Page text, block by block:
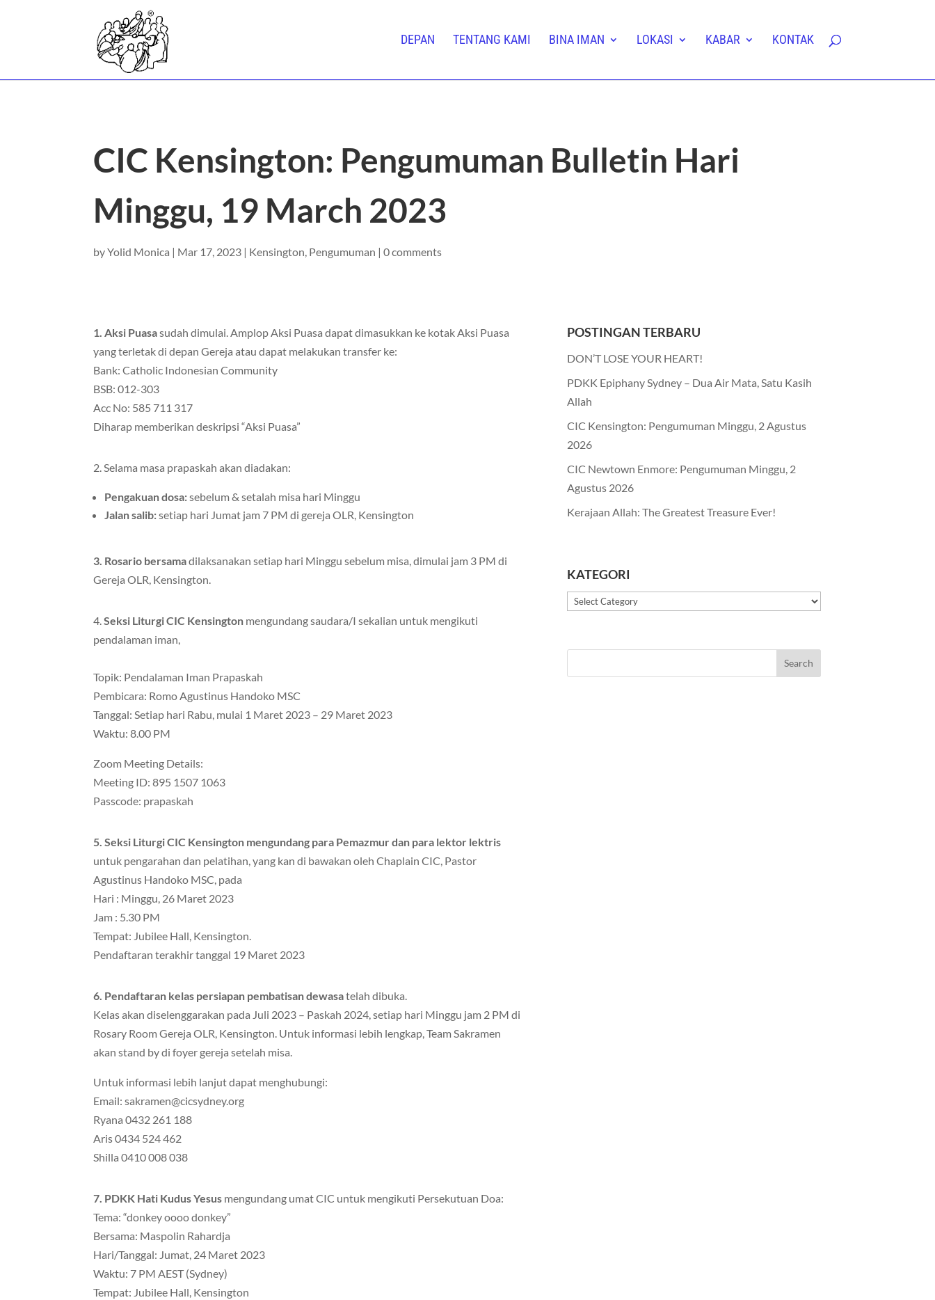
DEPAN TENTANG KAMI BINA IMAN LOKASI KABAR KONTAK
CIC Kensington: Pengumuman Bulletin Hari
Minggu, 19 March 2023
byYolid Monica | Mar 17, 2023 | Kensington Pengumuman |0 comments
1. Aksi Puasasudah dimulai. Amplop Aksi Puasa dapat dimasukkan ke kotak Aksi Puasa
yang terletak di depan Gereja atau dapat melakukan transfer ke:
Bank: Catholic Indonesian Community
BSB: 012-303
Acc No: 585 711 317
Diharap memberikan deskripsi “Aksi Puasa”
2. Selama masa prapaskah akan diadakan:
Pengakuan dosa:sebelum & setalah misa hari Minggu
Jalan salib:setiap hari Jumat jam 7 PM di gereja OLR, Kensington
3. Rosario bersamadilaksanakan setiap hari Minggu sebelum misa, dimulai jam 3 PM di
Gereja OLR, Kensington.
4.Seksi Liturgi CIC Kensington mengundang saudara/I sekalian untuk mengikuti
pendalaman iman,
Topik: Pendalaman Iman Prapaskah
Pembicara: Romo Agustinus Handoko MSC
Tanggal: Setiap hari Rabu, mulai 1 Maret 2023 – 29 Maret 2023
Waktu: 8.00 PM
Zoom Meeting Details:
Meeting ID: 895 1507 1063
Passcode: prapaskah
5. Seksi Liturgi CIC Kensington mengundang para Pemazmur dan para lektor lektris
untuk pengarahan dan pelatihan, yang kan di bawakan oleh Chaplain CIC, Pastor
Agustinus Handoko MSC, pada
Hari : Minggu, 26 Maret 2023
Jam : 5.30 PM
Tempat: Jubilee Hall, Kensington.
Pendaftaran terakhir tanggal 19 Maret 2023
6. Pendaftaran kelas persiapan pembatisan dewasatelah dibuka.
Kelas akan diselenggarakan pada Juli 2023 – Paskah 2024, setiap hari Minggu jam 2 PM di
Rosary Room Gereja OLR, Kensington. Untuk informasi lebih lengkap, Team Sakramen
akan stand by di foyer gereja setelah misa.
Untuk informasi lebih lanjut dapat menghubungi:
Email: sakramen@cicsydney.org
Ryana 0432 261 188
Aris 0434 524 462
Shilla 0410 008 038
7. PDKK Hati Kudus Yesus mengundang umat CIC untuk mengikuti Persekutuan Doa:
Tema: “donkey oooo donkey”
Bersama: Maspolin Rahardja
Hari/Tanggal: Jumat, 24 Maret 2023
Waktu: 7 PM AEST (Sydney)
Tempat: Jubilee Hall, Kensington
POSTINGAN TERBARU
DON’T LOSE YOUR HEART!
PDKK Epiphany Sydney – Dua Air Mata, Satu Kasih
Allah
CIC Kensington: Pengumuman Minggu, 2 Agustus
2026
CIC Newtown Enmore: Pengumuman Minggu, 2
Agustus 2026
Kerajaan Allah: The Greatest Treasure Ever!
KATEGORI
Kategori